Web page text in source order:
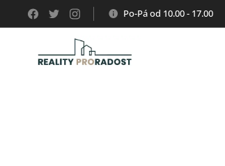
Po-Pá od 10.00 - 17.00